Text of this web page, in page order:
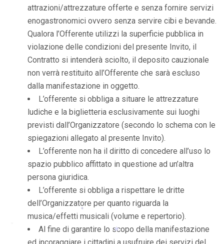
attrazioni/attrezzature offerte e senza fornire servizi
enogastronomici ovvero senza servire cibi e bevande.
Qualora l’Offerente utilizzi la superficie pubblica in
violazione delle condizioni del presente Invito, il
Contratto si intenderà sciolto, il deposito cauzionale
non verrà restituito all’Offerente che sarà escluso
dalla manifestazione in oggetto.
L’offerente si obbliga a situare le attrezzature
ludiche e la biglietteria esclusivamente sui luoghi
previsti dall’Organizzatore (secondo lo schema con le
spiegazioni allegato al presente Invito).
L’offerente non ha il diritto di concedere all’uso lo
spazio pubblico affittato in questione ad un’altra
persona giuridica.
L’offerente si obbliga a rispettare le dritte
dell’Organizzatore per quanto riguarda la
musica/effetti musicali (volume e repertorio).
Al fine di garantire lo scopo della manifestazione
ed incoraggiare i cittadini a usufruire dei servizi del
*
*